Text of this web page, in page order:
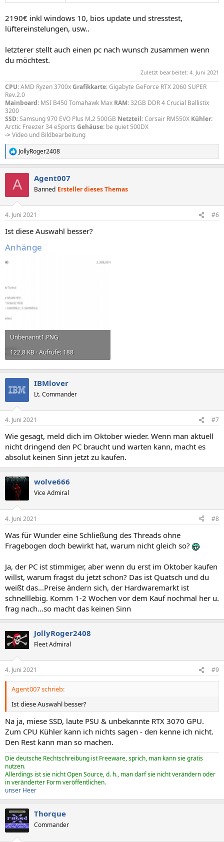
2190€ inkl windows 10, bios update und stresstest,
lüftereinstelungen, usw..
letzterer stellt auch einen pc nach wunsch zusammen wenn
du möchtest.
Zuletzt bearbeitet: 4. Juni 2021
CPU: AMD Ryzen 3700xGrafikkarte: Gigabyte GeForce RTX 2060 SUPER
Rev.2.0
Mainboard: MSI B450 Tomahawk Max RAM: 32GB DDR 4 Crucial Ballistix
3200
SSD: Samsung 970 EVO Plus M.2 500GB Netzteil: Corsair RM550X Kühler:
Arctic Freezer 34 eSports Gehäuse: be quiet 500DX
->Video und Bildbearbeitung
R
e
e
:
JollyRoger2408
A Agent007
Banned Ersteller dieses Themas
4. Juni 2021 #6
Ist diese Auswahl besser?
Anhänge
Unbenannt1.PNG
122,8 KB · Aufrufe: 188
IBMlover
Lt. Commander
4. Juni 2021 #7
Wie gesagt, meld dich im Oktober wieder. Wenn man aktuell
nicht dringend den PC braucht und warten kann, macht es
absolut keinen Sinn jetzt zu kaufen.
wolve666
Vice Admiral
4. Juni 2021 #8
Was für Wunder eine Schließung des Threads ohne
Fragebogen doch bewirkt hat, warum nicht gleich so?
Ja, der PC ist stimmiger, aber wenn du erst im Oktober kaufen
willst, warum fragst du jetzt schon? Das ist Quatsch und du
weißt das...Preise ändern sich, der Hardwaremarkt ist
schnelllebig. Komm 1-2 Wochen vor dem Kauf nochmal her u.
frag nach...so macht das keinen Sinn
JollyRoger2408
Fleet Admiral
4. Juni 2021 #9
Agent007 schrieb:
Ist diese Auswahl besser?
Na ja, miese SSD, laute PSU & unbekannte RTX 3070 GPU.
Zum CPU Kühler kann ich nichts sagen - den kenne ich nicht.
Den Rest kann man so machen.
Die deutsche Rechtschreibung ist Freeware, sprich, man kann sie gratis
nutzen.
Allerdings ist sie nicht Open Source, d. h., man darf sie nicht verändern oder
in veränderter Form veröffentlichen.
unser Heer
Thorque
Commander